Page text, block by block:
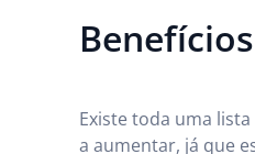
Existe toda uma
a aumentar, já que